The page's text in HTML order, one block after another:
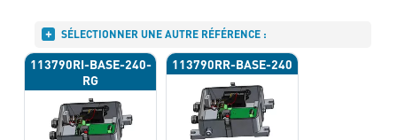
SÉLECTIONNER UNE AUTRE RÉFÉRENCE :
113790RI-BASE-240-
RG
113790RR-BASE-240